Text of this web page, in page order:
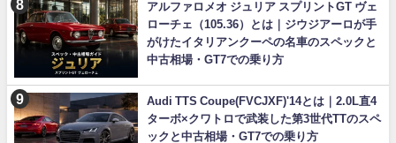
アルファロメオ ジュリア スプリントGT ヴェ
ローチェ（105.36）とは｜ジウジアーロが手
がけたイタリアンクーペの名車のスペックと
中古相場・GT7での乗り方
Audi TTS Coupe(FVCJXF)'14とは｜2.0L直4
ターボ×クワトロで武装した第3世代TTのスペ
ックと中古相場・GT7での乗り方